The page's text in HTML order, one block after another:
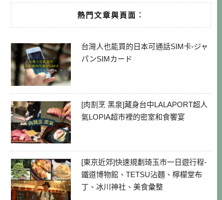
熱門文章與頁面︰
台灣人也能買的日本可通話SIM卡-ジャ
パンSIMカード
[肉割烹 黑泉]藏身台中LALAPORT超人
氣LOPIA超市裡的密室和食饗宴
[東京近郊]快速規劃琦玉市一日遊行程-
鐵道博物館、TETSU沾麵、檸檬堂布
丁、冰川神社、美食彙整